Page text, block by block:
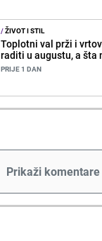
/ŽIVOT I STIL
Toplotni val prži i
raditi u augustu, a šta
PRIJE 1 DAN
Prikaži komentare